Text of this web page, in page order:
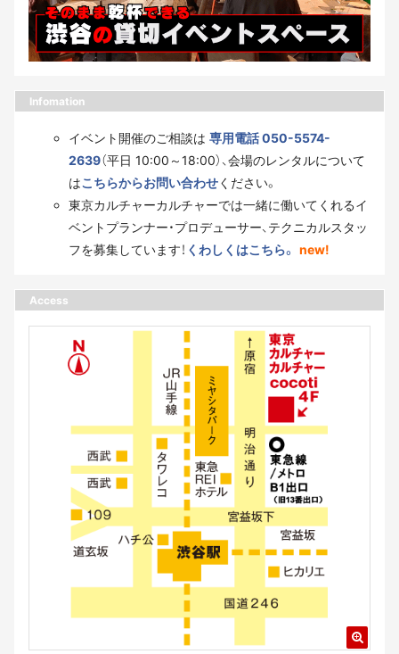
Infomation
イベント開催のご相談は 専用電話 050-5574-
2639（平日 10:00～18:00）、会場のレンタルについて
はこちらからお問い合わせください。
東京カルチャーカルチャーでは一緒に働いてくれるイ
ベントプランナー・プロデューサー、テクニカルスタッ
フを募集しています！ くわしくはこちら。 new!
Access